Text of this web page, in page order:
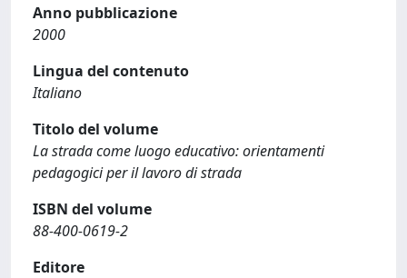
Anno pubblicazione
2000
Lingua del contenuto
Italiano
Titolo del volume
La strada come luogo educativo: orientamenti
pedagogici per il lavoro di strada
ISBN del volume
88-400-0619-2
Editore